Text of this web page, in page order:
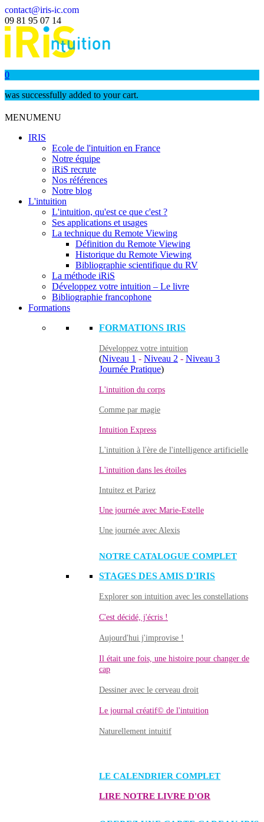
contact@iris-ic.com
09 81 95 07 14
0
was successfully added to your cart.
MENUMENU
IRIS
Ecole de l'intuition en France
Notre équipe
iRiS recrute
Nos références
Notre blog
L'intuition
L'intuition, qu'est ce que c'est ?
Ses applications et usages
La technique du Remote Viewing
Définition du Remote Viewing
Historique du Remote Viewing
Bibliographie scientifique du RV
La méthode iRiS
Développez votre intuition – Le livre
Bibliographie francophone
Formations
FORMATIONS IRIS
Développez votre intuition
(Niveau 1 - Niveau 2 - Niveau 3
Journée Pratique)
L'intuition du corps
Comme par magie
Intuition Express
L'intuition à l'ère de l'intelligence artificielle
L'intuition dans les étoiles
Intuitez et Pariez
Une journée avec Marie-Estelle
Une journée avec Alexis
NOTRE CATALOGUE COMPLET
STAGES DES AMIS D'IRIS
Explorer son intuition avec les constellations
C'est décidé, j'écris !
Aujourd'hui j'improvise !
Il était une fois, une histoire pour changer de
cap
Dessiner avec le cerveau droit
Le journal créatif© de l'intuition
Naturellement intuitif
LE CALENDRIER COMPLET
LIRE NOTRE LIVRE D'OR